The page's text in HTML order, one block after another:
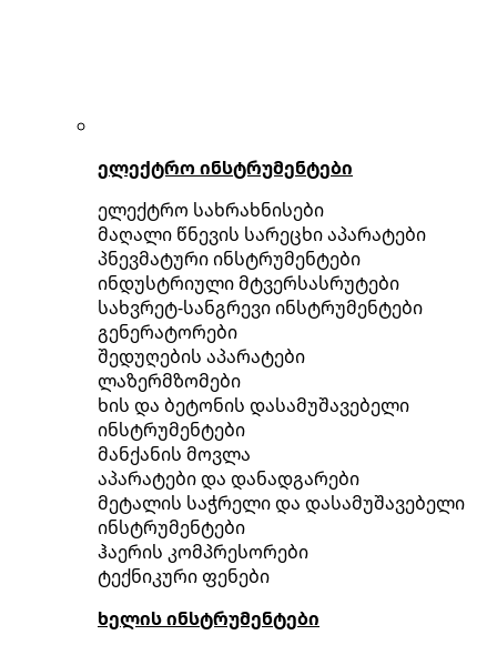
ელექტრო ინსტრუმენტები
ელექტრო სახრახნისები
მაღალი წნევის სარეცხი აპარატები
პნევმატური ინსტრუმენტები
ინდუსტრიული მტვერსასრუტები
სახვრეტ-სანგრევი ინსტრუმენტები
გენერატორები
შედუღების აპარატები
ლაზერმზომები
ხის და ბეტონის დასამუშავებელი
ინსტრუმენტები
მანქანის მოვლა
აპარატები და დანადგარები
მეტალის საჭრელი და დასამუშავებელი
ინსტრუმენტები
ჰაერის კომპრესორები
ტექნიკური ფენები
ხელის ინსტრუმენტები